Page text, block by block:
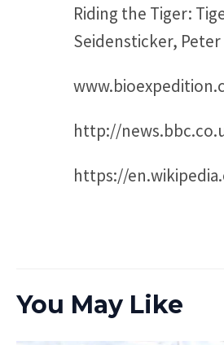
Riding the Tiger:
Seidensticker, Peter
http://
https://
You May Like